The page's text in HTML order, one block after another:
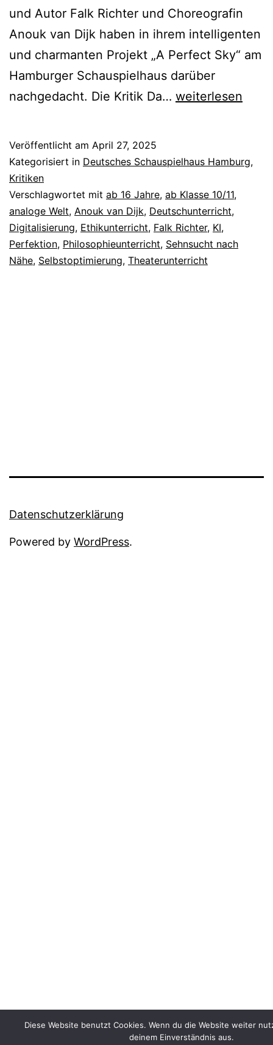
und Autor Falk Richter und Choreografin
Anouk van Dijk haben in ihrem intelligenten
und charmanten Projekt „A Perfect Sky“ am
Hamburger Schauspielhaus darüber
nachgedacht. Die Kritik Da… A
weiterlesen
Veröffentlicht am April 27, 2025
Kategorisiert in Deutsches Schauspielhaus Hamburg,
Kritiken
Verschlagwortet mit ab 16 Jahre, ab Klasse 10/11,
analoge Welt, Anouk van Dijk, Deutschunterricht,
Digitalisierung, Ethikunterricht, Falk Richter, KI,
Perfektion, Philosophieunterricht, Sehnsucht nach
Nähe, Selbstoptimierung, Theaterunterricht
Datenschutzerklärung
Powered by WordPress.
Diese Website benutzt Cookies. Wenn du die Website weiter
deinem Einverständnis aus.